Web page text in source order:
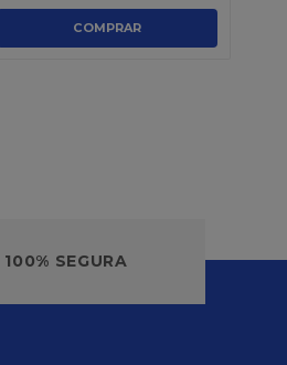
COMPRAR
100% SEGURA